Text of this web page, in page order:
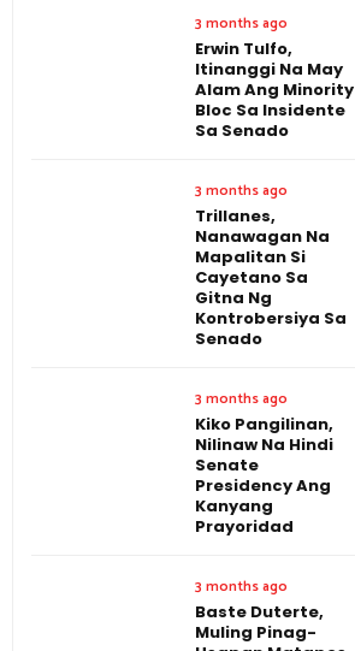
3 months ago
Erwin Tulfo,
Itinanggi Na May
Alam Ang Minority
Bloc Sa Insidente
Sa Senado
3 months ago
Trillanes,
Nanawagan Na
Mapalitan Si
Cayetano Sa
Gitna Ng
Kontrobersiya Sa
Senado
3 months ago
Kiko Pangilinan,
Nilinaw Na Hindi
Senate
Presidency Ang
Kanyang
Prayoridad
3 months ago
Baste Duterte,
Muling Pinag-